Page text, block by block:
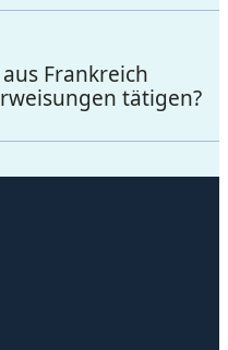
Frankreich
tätigen?